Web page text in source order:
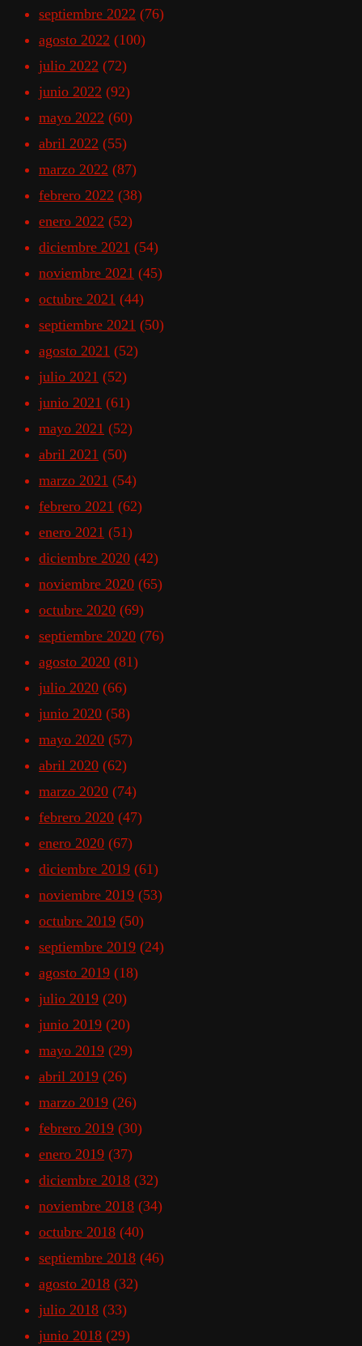
septiembre 2022 (76)
agosto 2022 (100)
julio 2022 (72)
junio 2022 (92)
mayo 2022 (60)
abril 2022 (55)
marzo 2022 (87)
febrero 2022 (38)
enero 2022 (52)
diciembre 2021 (54)
noviembre 2021 (45)
octubre 2021 (44)
septiembre 2021 (50)
agosto 2021 (52)
julio 2021 (52)
junio 2021 (61)
mayo 2021 (52)
abril 2021 (50)
marzo 2021 (54)
febrero 2021 (62)
enero 2021 (51)
diciembre 2020 (42)
noviembre 2020 (65)
octubre 2020 (69)
septiembre 2020 (76)
agosto 2020 (81)
julio 2020 (66)
junio 2020 (58)
mayo 2020 (57)
abril 2020 (62)
marzo 2020 (74)
febrero 2020 (47)
enero 2020 (67)
diciembre 2019 (61)
noviembre 2019 (53)
octubre 2019 (50)
septiembre 2019 (24)
agosto 2019 (18)
julio 2019 (20)
junio 2019 (20)
mayo 2019 (29)
abril 2019 (26)
marzo 2019 (26)
febrero 2019 (30)
enero 2019 (37)
diciembre 2018 (32)
noviembre 2018 (34)
octubre 2018 (40)
septiembre 2018 (46)
agosto 2018 (32)
julio 2018 (33)
junio 2018 (29)